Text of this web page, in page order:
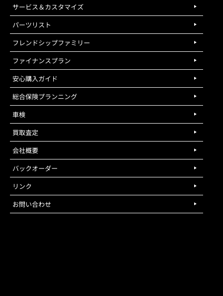
サービス＆カスタマイズ
パーツリスト
フレンドシップファミリー
ファイナンスプラン
安心購入ガイド
総合保険プランニング
車検
買取査定
会社概要
バックオーダー
リンク
お問い合わせ